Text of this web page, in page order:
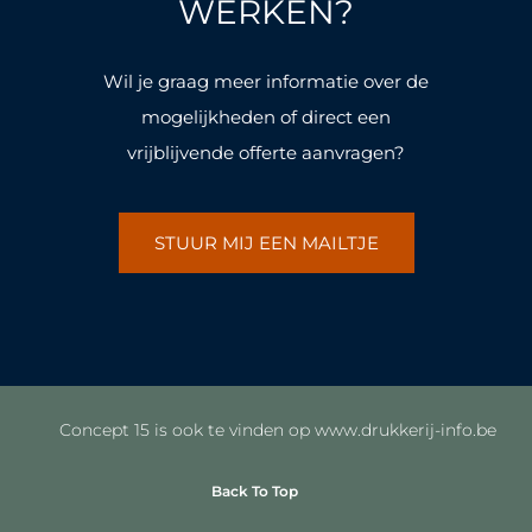
m
WERKEN?
Wil je graag meer informatie over de
mogelijkheden of direct een
vrijblijvende offerte aanvragen?
STUUR MIJ EEN MAILTJE
Concept 15 is ook te vinden op www.drukkerij-info.be
Back To Top